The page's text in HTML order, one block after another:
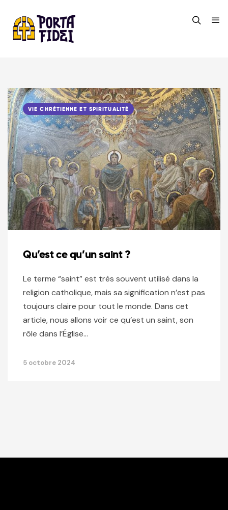
VIE CHRÉTIENNE ET SPIRITUALITÉ
Qu’est ce qu’un saint ?
Le terme “saint” est très souvent utilisé dans la
religion catholique, mais sa signification n’est pas
toujours claire pour tout le monde. Dans cet
article, nous allons voir ce qu’est un saint, son
rôle dans l’Église…
5 octobre 2024